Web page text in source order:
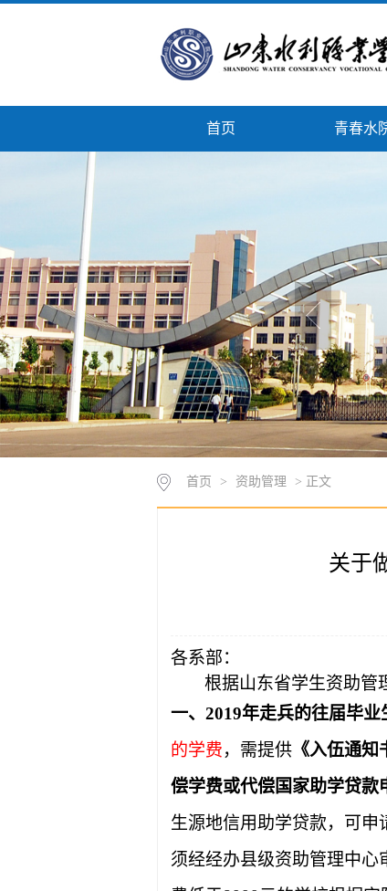
首页 青春水
首页 > 资助管理 > 正文
关于
各系部：
根据山东省学生资助管
一、2019年走兵的往届毕业
的学费，需提供 《入伍通知
偿学费或代偿国家助学贷款
生源地信用助学贷款，可
须经经办县级资助管理中心